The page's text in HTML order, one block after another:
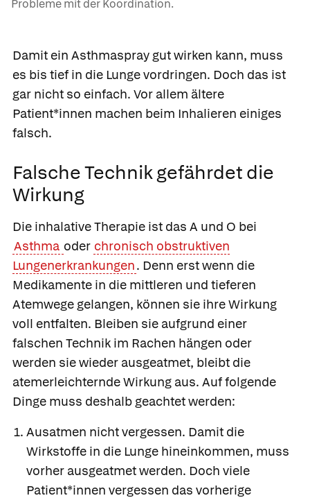
Probleme mit der Koordination.
Damit ein Asthmaspray gut wirken kann, muss
es bis tief in die Lunge vordringen. Doch das ist
gar nicht so einfach. Vor allem ältere
Patient*innen machen beim Inhalieren einiges
falsch.
Falsche Technik gefährdet die
Wirkung
Die inhalative Therapie ist das A und O bei
Asthma oder chronisch obstruktiven
Lungenerkrankungen. Denn erst wenn die
Medikamente in die mittleren und tieferen
Atemwege gelangen, können sie ihre Wirkung
voll entfalten. Bleiben sie aufgrund einer
falschen Technik im Rachen hängen oder
werden sie wieder ausgeatmet, bleibt die
atemerleichternde Wirkung aus. Auf folgende
Dinge muss deshalb geachtet werden:
Ausatmen nicht vergessen. Damit die
Wirkstoffe in die Lunge hineinkommen, muss
vorher ausgeatmet werden. Doch viele
Patient*innen vergessen das vorherige